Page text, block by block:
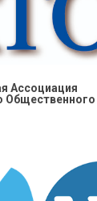
Ассоциация
Общественного